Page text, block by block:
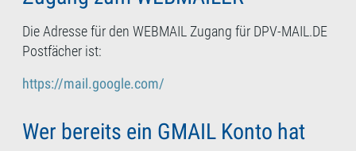
Die Adresse für den WEBMAIL Zugang für DPV-MAIL.DE
Postfächer ist:
https://mail.google.com/
Wer bereits ein GMAIL Konto hat